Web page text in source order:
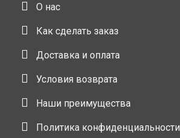
О нас
Как сделать заказ
Доставка и оплата
Условия возврата
Наши преимущества
Политика конфиденциальности